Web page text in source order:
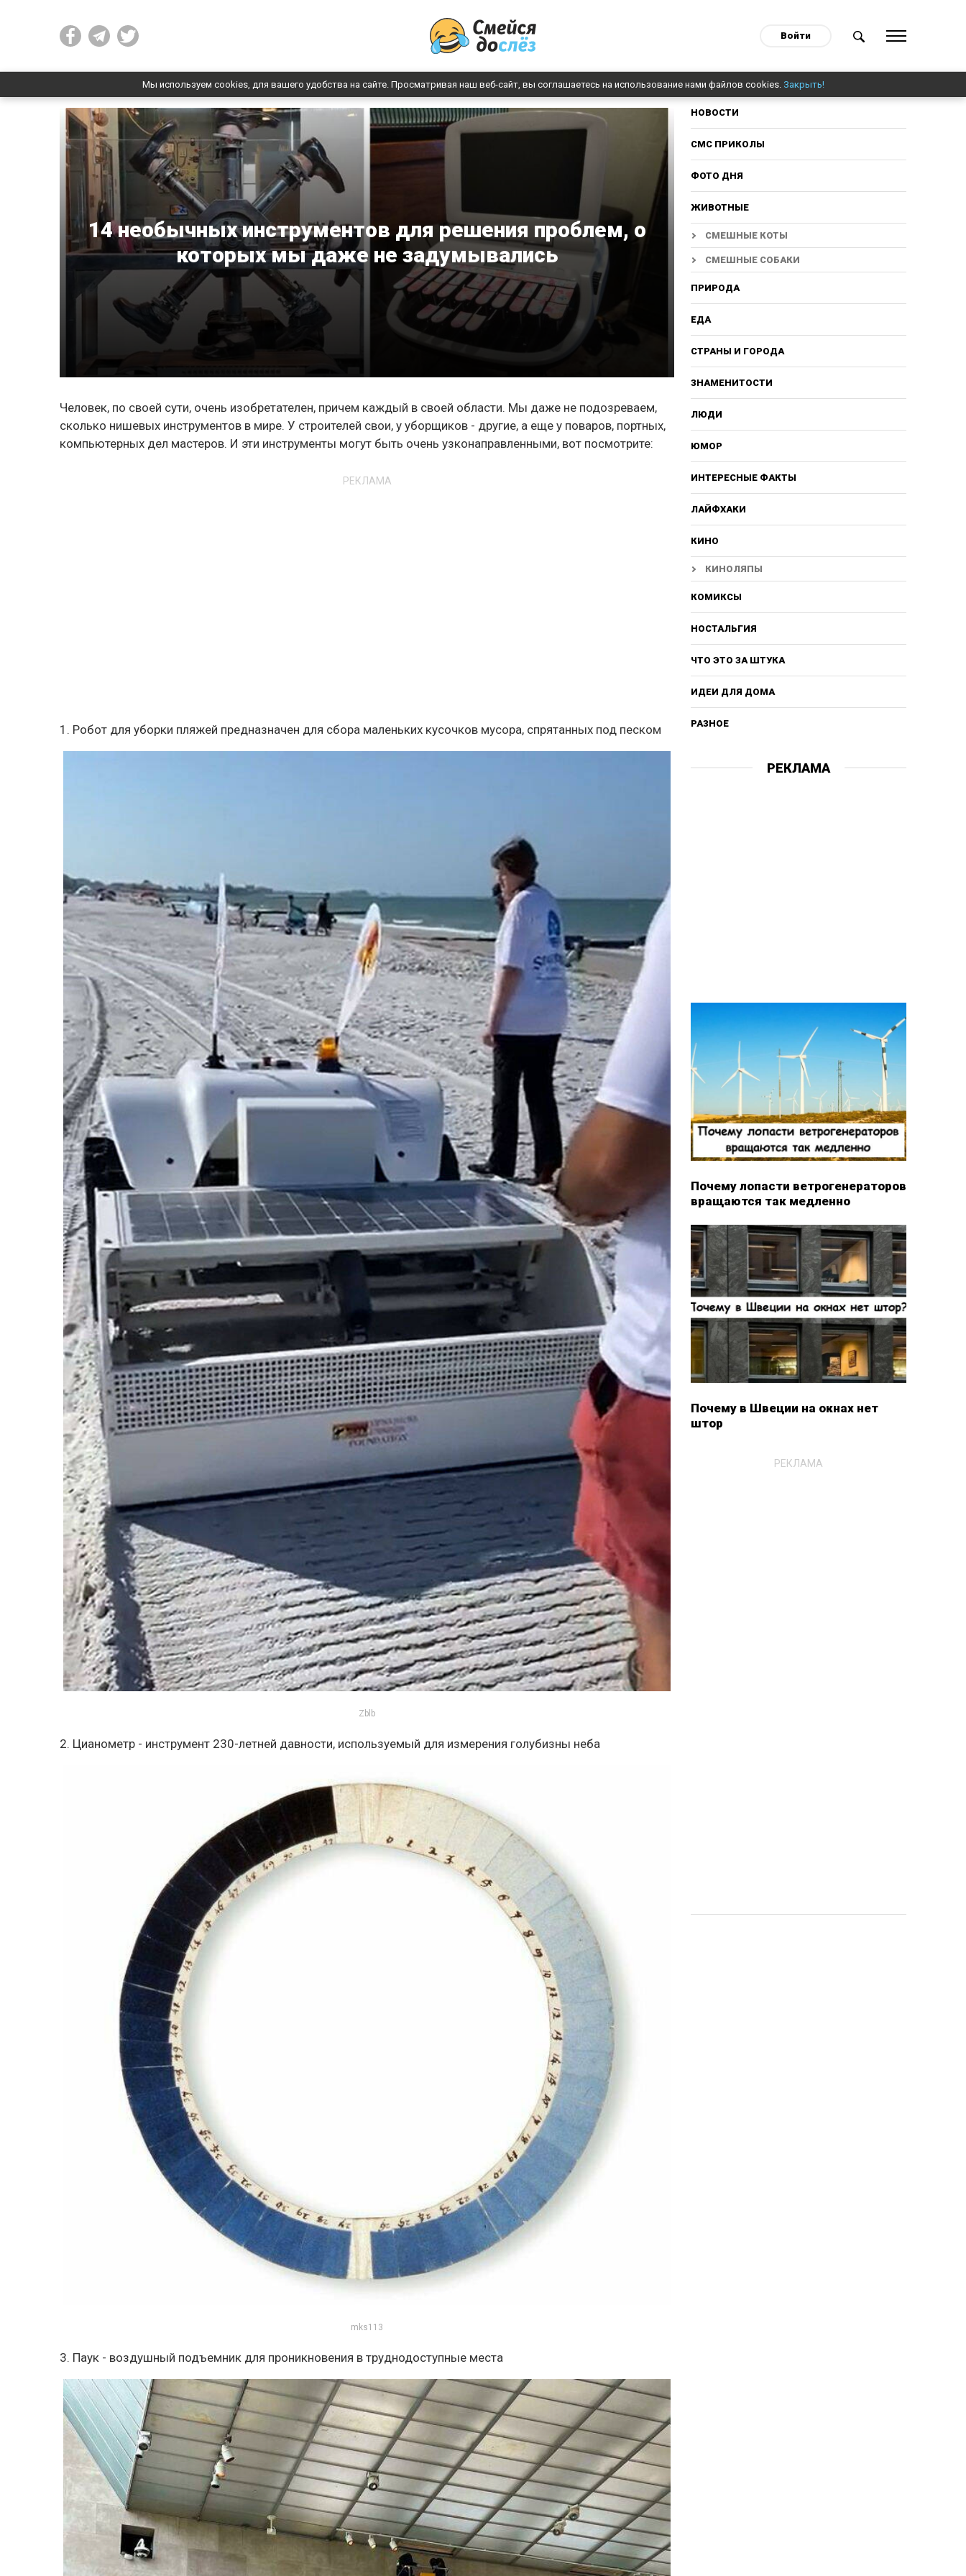
Войти
Мы используем cookies, для вашего удобства на сайте. Просматривая наш веб-сайт, вы соглашаетесь на использование нами файлов cookies. Закрыть!
14 необычных инструментов для решения проблем, о
которых мы даже не задумывались
Человек, по своей сути, очень изобретателен, причем каждый в своей области. Мы даже не подозреваем,
сколько нишевых инструментов в мире. У строителей свои, у уборщиков - другие, а еще у поваров, портных,
компьютерных дел мастеров. И эти инструменты могут быть очень узконаправленными, вот посмотрите:
РЕКЛАМА
1. Робот для уборки пляжей предназначен для сбора маленьких кусочков мусора, спрятанных под песком
Zblb
2. Цианометр - инструмент 230-летней давности, используемый для измерения голубизны неба
mks113
3. Паук - воздушный подъемник для проникновения в труднодоступные места
НОВОСТИ
СМС ПРИКОЛЫ
ФОТО ДНЯ
ЖИВОТНЫЕ
СМЕШНЫЕ КОТЫ
СМЕШНЫЕ СОБАКИ
ПРИРОДА
ЕДА
СТРАНЫ И ГОРОДА
ЗНАМЕНИТОСТИ
ЛЮДИ
ЮМОР
ИНТЕРЕСНЫЕ ФАКТЫ
ЛАЙФХАКИ
КИНО
КИНОЛЯПЫ
КОМИКСЫ
НОСТАЛЬГИЯ
ЧТО ЭТО ЗА ШТУКА
ИДЕИ ДЛЯ ДОМА
РАЗНОЕ
РЕКЛАМА
Почему лопасти ветрогенераторов
вращаются так медленно
Почему в Швеции на окнах нет
штор
РЕКЛАМА